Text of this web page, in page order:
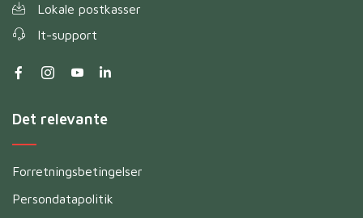
Lokale postkasser
It-support
Det relevante
Forretningsbetingelser
Persondatapolitik